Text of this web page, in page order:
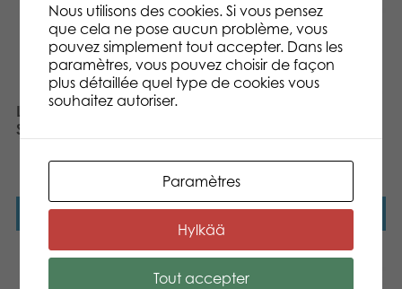
Lumo Stars Baby Line Dog
Spotty plush
Lire la suite
Bunny Pupu plush
Lire la suite
Nous utilisons des cookies. Si vous pensez
que cela ne pose aucun problème, vous
pouvez simplement tout accepter. Dans les
paramètres, vous pouvez choisir de façon
plus détaillée quel type de cookies vous
souhaitez autoriser.
Paramètres
Hylkää
Tout accepter